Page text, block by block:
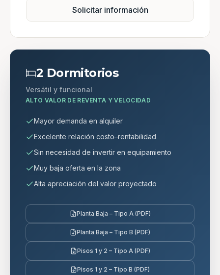
Solicitar información
2 Dormitorios
Versátil y funcional
ALTO VALOR DE REVENTA Y VELOCIDAD
Mayor demanda en alquiler
Excelente relación costo–rentabilidad
Sin necesidad de invertir en equipamiento
Muy baja oferta en la zona
Alta apreciación del valor proyectado
Planta Baja – Tipo A (PDF)
Planta Baja – Tipo B (PDF)
Pisos 1 y 2 – Tipo A (PDF)
Pisos 1 y 2 – Tipo B (PDF)